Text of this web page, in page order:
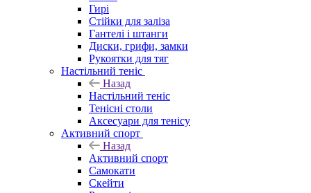
Гирі
Стійки для заліза
Гантелі і штанги
Диски, грифи, замки
Рукоятки для тяг
Настільний теніс
Назад
Настільний теніс
Тенісні столи
Аксесуари для тенісу
Активний спорт
Назад
Активний спорт
Самокати
Скейти